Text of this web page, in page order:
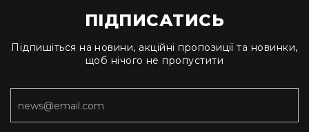
трансляцій
звуку
Готові
комплекти
для
ПІДПИСАТИСЬ
Підпишіться на новини, акційні пропозиції та новинки,
щоб нічого не пропустити